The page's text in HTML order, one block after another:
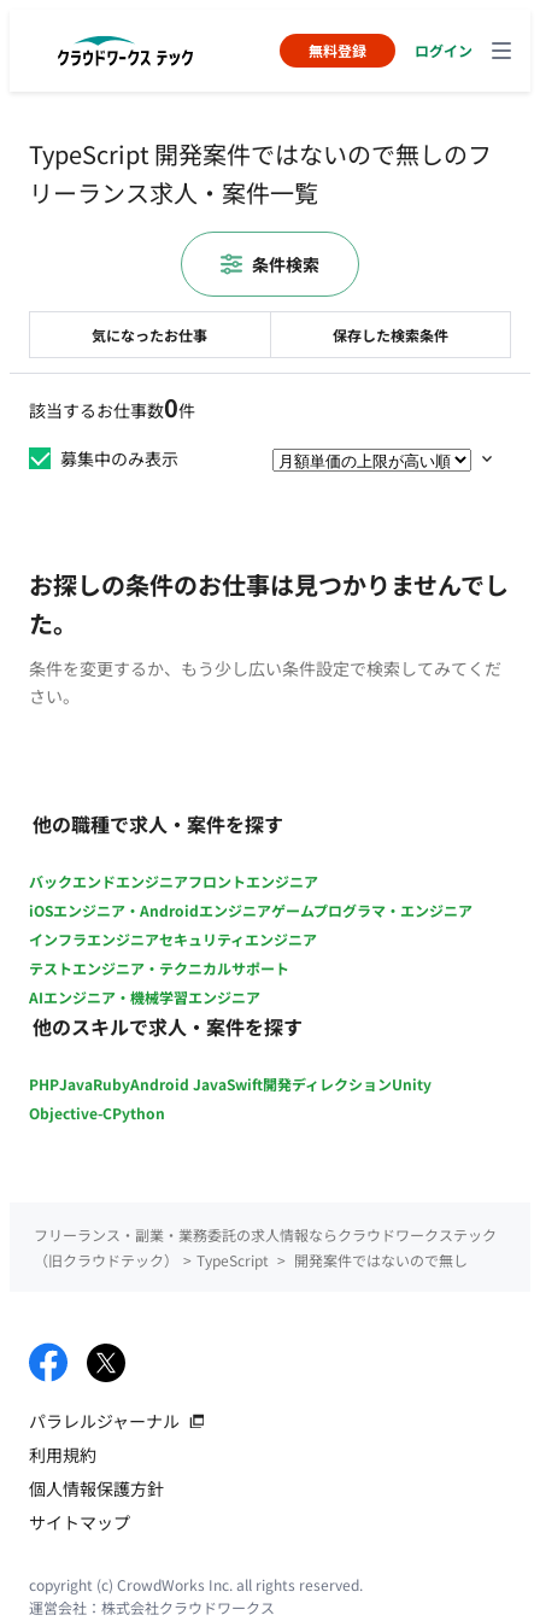
無料登録 ログイン
TypeScript 開発案件ではないので無しのフ
リーランス求人・案件一覧
該当するお仕事数0件
募集中のみ表示
お探しの条件のお仕事は見つかりませんでし
た。
条件を変更するか、もう少し広い条件設定で検索してみてくだ
さい。
他の職種で求人・案件を探す
バックエンドエンジニアフロントエンジニア
iOSエンジニア・Androidエンジニアゲームプログラマ・エンジニア
インフラエンジニアセキュリティエンジニア
テストエンジニア・テクニカルサポート
AIエンジニア・機械学習エンジニア
他のスキルで求人・案件を探す
PHPJavaRubyAndroid JavaSwift開発ディレクションUnity
Objective-CPython
気になったお仕事 保存した検索条件
条件検索
フリーランス・副業・業務委託の求人情報ならクラウドワークステック
（旧クラウドテック）
> TypeScript > 開発案件ではないので無し
パラレルジャーナル
利用規約
個人情報保護方針
サイトマップ
copyright (c) CrowdWorks Inc. all rights reserved.
運営会社： 株式会社クラウドワークス